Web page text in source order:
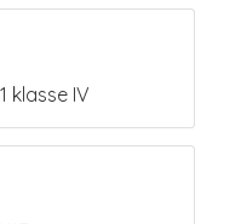
klasse IV